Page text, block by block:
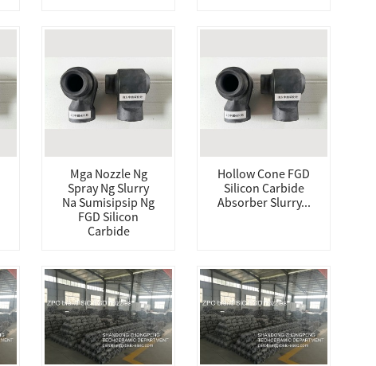
Mga Nozzle Ng
Spray Ng Slurry
Na Sumisipsip Ng
FGD Silicon
Carbide
Hollow Cone FGD
Silicon Carbide
Absorber Slurry...